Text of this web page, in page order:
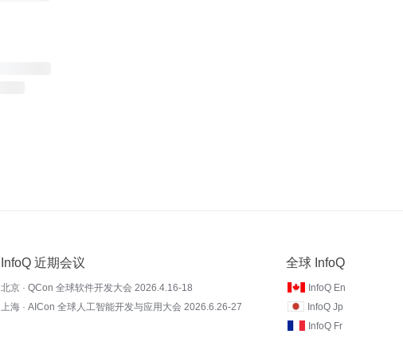
InfoQ 近期会议
北京 · QCon 全球软件开发大会 2026.4.16-18
上海 · AICon 全球人工智能开发与应用大会 2026.6.26-27
全球 InfoQ
InfoQ En
InfoQ Jp
InfoQ Fr